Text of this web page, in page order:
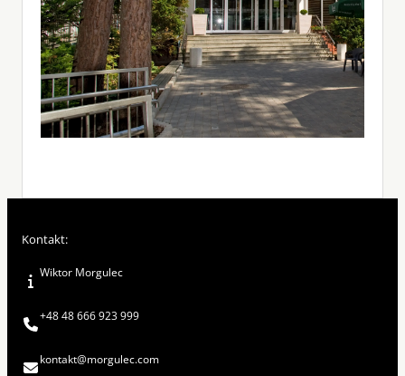
Kontakt:
Wiktor Morgulec
+48 48 666 923 999
kontakt@morgulec.com